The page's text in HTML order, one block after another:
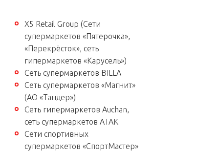
Х5 Retail Group (Сети
супермаркетов «Пятерочка»,
«Перекрёсток», сеть
гипермаркетов «Карусель»)
Сеть супермаркетов BILLA
Сеть супермаркетов «Магнит»
(АО «Тандер»)
Сеть гипермаркетов Auchan,
сеть супермаркетов АТАК
Сети спортивных
супермаркетов «СпортМастер»